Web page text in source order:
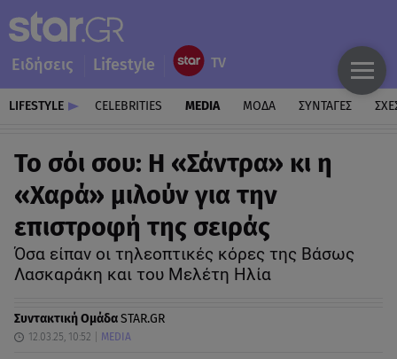
Ειδήσεις Lifestyle
LIFESTYLE CELEBRITIES MEDIA ΜΟΔΑ ΣΥΝΤΑΓΕΣ
Το σόι σου: Η «Σάντρα» κι η
«Χαρά» μιλούν για την
επιστροφή της σειράς
Όσα είπαν οι τηλεοπτικές κόρες της Βάσως
Λασκαράκη και του Μελέτη Ηλία
Συντακτική ΟμάδαSTAR.GR
12.03.25, 10:52 MEDIA